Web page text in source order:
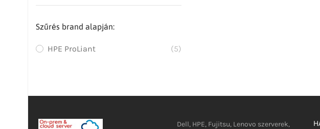
Szűrés brand alapján:
HPE ProLiant (5)
Dell, HPE, Fujitsu, Lenovo szerverek,